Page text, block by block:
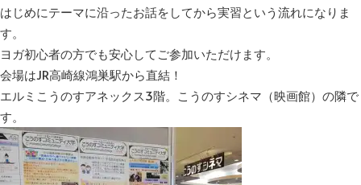
はじめにテーマに沿ったお話をしてから実習という流れになりま
す。
ヨガ初心者の方でも安心してご参加いただけます。
会場はJR高崎線鴻巣駅から直結！
エルミこうのすアネックス3階。こうのすシネマ（映画館）の隣で
す。